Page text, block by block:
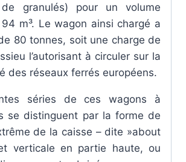
granulés) pour un volume
m³. Le wagon ainsi chargé a
80 tonnes, soit une charge de
l’autorisant à circuler sur la
des réseaux ferrés européens.
séries de ces wagons à
se distinguent par la forme de
de la caisse – dite »about
verticale en partie haute, ou